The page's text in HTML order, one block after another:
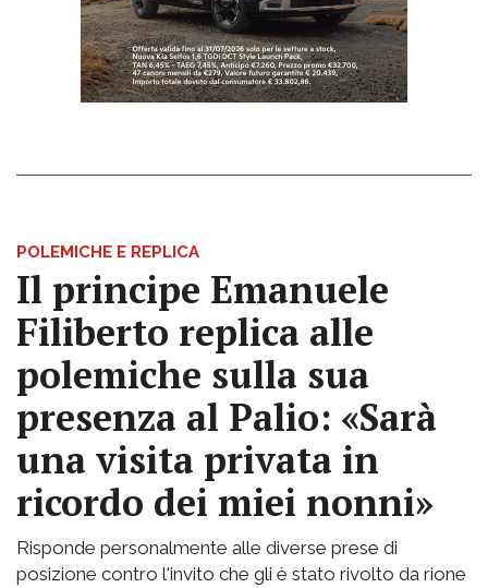
POLEMICHE E REPLICA
Il principe Emanuele
Filiberto replica alle
polemiche sulla sua
presenza al Palio: «Sarà
una visita privata in
ricordo dei miei nonni»
Risponde personalmente alle diverse prese di
posizione contro l'invito che gli è stato rivolto da rione